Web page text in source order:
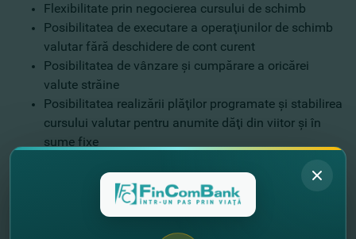
Flexibilitate prin negocierea cursului de schimb
Posibilitatea de executare a operaţiunilor de schimb
valutar fără deschidere de cont curent
Posibilitatea de vânzare şi cumpărare a oricărei
valute străine
Posibilitatea realizării plăţilor programate şi stabilirea
cursului valutar pentru anumite dăţi din viitor şi în
sume fixe
Vă invităm să urmăriţi podcastului #CuAlteCuvinte,
pentru a afla despre dealing, tranzacţii valutare,
precum şi despre alte servicii pentru importatori şi